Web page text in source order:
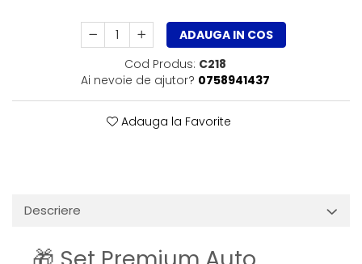
ADAUGA IN COS
Cod Produs: C218
Ai nevoie de ajutor? 0758941437
Adauga la Favorite
Descriere